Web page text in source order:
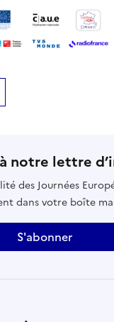
notre lettre
des Journées
dans votre boîte
S'abonner